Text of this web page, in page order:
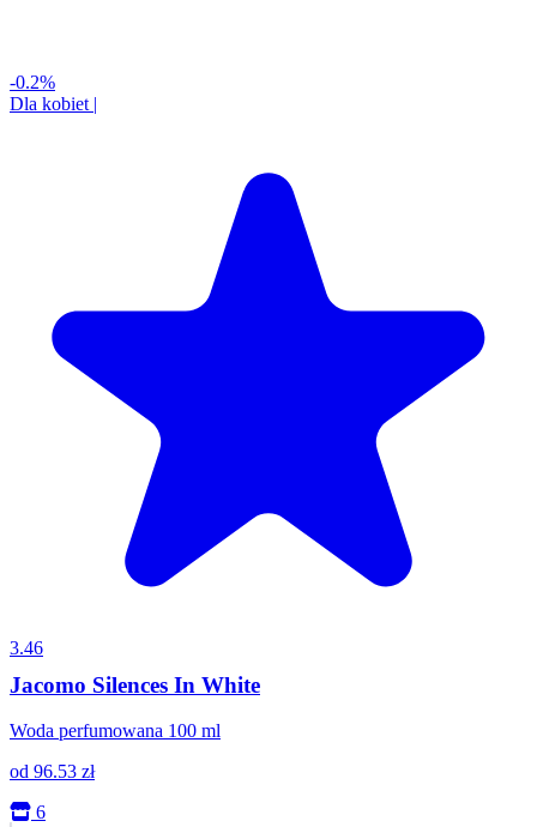
-0.2%
Dla kobiet |
3.46
Jacomo Silences In White
Woda perfumowana 100 ml
od 96.53 zł
6